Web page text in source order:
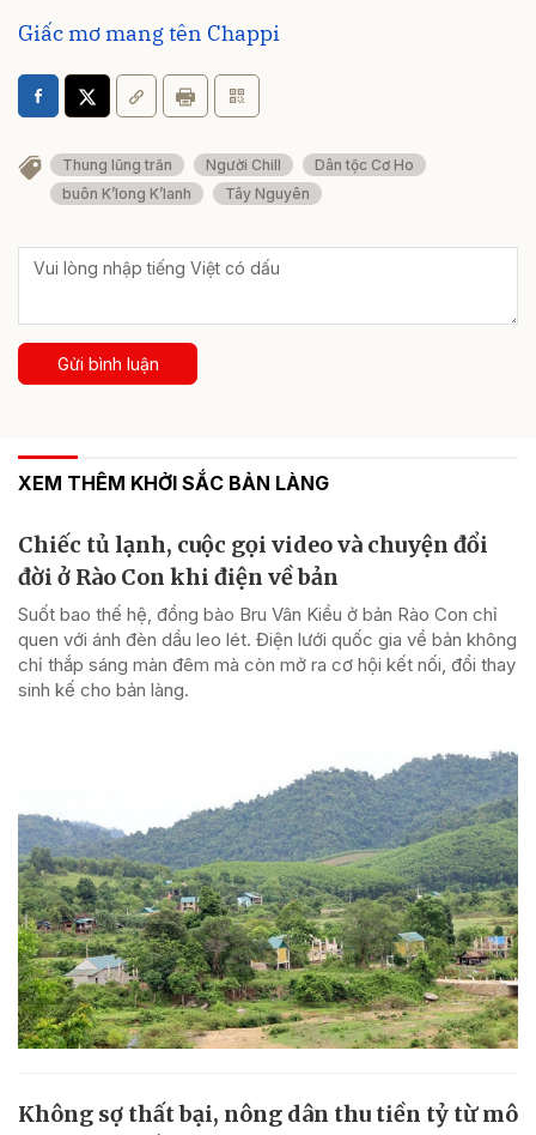
Giấc mơ mang tên Chappi
Thung lũng trăn Người Chill
Dân tộc Cơ Ho
buôn K’long K’lanh
Tây Nguyên
Gửi bình luận
XEM THÊM KHỞI SẮC BẢN LÀNG
Chiếc tủ lạnh, cuộc gọi video và chuyện đổi
đời ở Rào Con khi điện về bản
Suốt bao thế hệ, đồng bào Bru Vân Kiều ở bản Rào Con chỉ
quen với ánh đèn dầu leo lét. Điện lưới quốc gia về bản không
chỉ thắp sáng màn đêm mà còn mở ra cơ hội kết nối, đổi thay
sinh kế cho bản làng.
Không sợ thất bại, nông dân thu tiền tỷ từ mô